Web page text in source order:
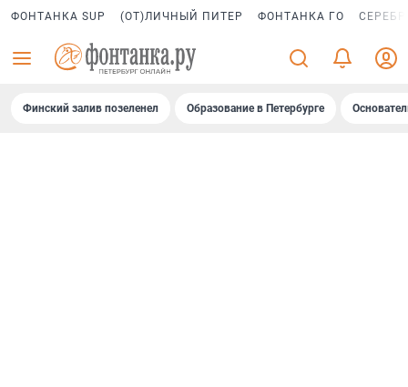
ФОНТАНКА SUP (ОТ)ЛИЧНЫЙ ПИТЕР ФОНТАНКА ГО
Финский залив позеленел Образование в Петербурге